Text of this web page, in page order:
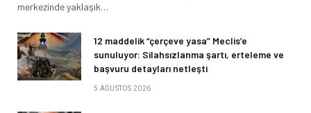
merkezinde yaklaşık…
12 maddelik “çerçeve yasa” Meclis’e
sunuluyor: Silahsızlanma şartı, erteleme ve
başvuru detayları netleşti
5 AĞUSTOS 2026